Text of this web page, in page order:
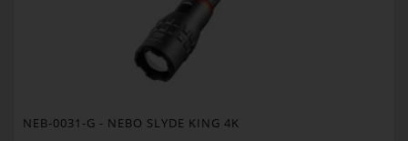
NEB-0031-G - NEBO SLYDE KING 4K